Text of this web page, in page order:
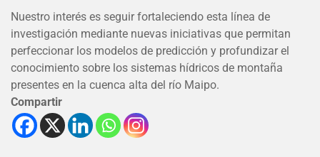
Nuestro interés es seguir fortaleciendo esta línea de
investigación mediante nuevas iniciativas que permitan
perfeccionar los modelos de predicción y profundizar el
conocimiento sobre los sistemas hídricos de montaña
presentes en la cuenca alta del río Maipo.
Compartir